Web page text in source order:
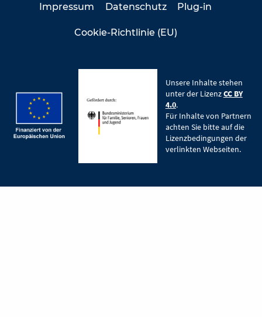
Impressum Datenschutz Plug-in
Cookie-Richtlinie (EU)
Unsere Inhalte stehen
unter der LizenzCC BY
4.0.
Für Inhalte von Partnern
achten Sie bitte auf die
Lizenzbedingungen der
verlinkten Webseiten.